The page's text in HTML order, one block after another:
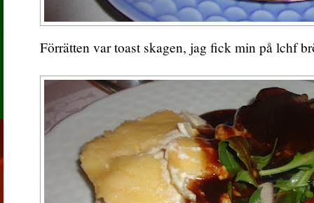
Förrätten var toast skagen, jag fick min på lchf